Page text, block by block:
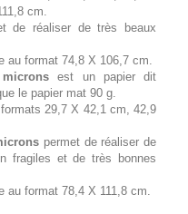
cm.
de réaliser de très beaux
au format 74,8 X 106,7 cm.
est un papier dit
le papier mat 90 g.
29,7 X 42,1 cm, 42,9
permet de réaliser de
fragiles et de très bonnes
au format 78,4 X 111,8 cm.